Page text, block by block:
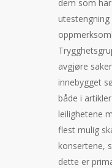
dem som
utestengning
avgjøre
innebygget
både i
leilighetene
flest mulig
konsertene,
dette er